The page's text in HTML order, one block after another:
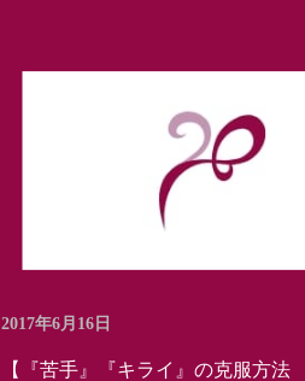
2017年6月16日
【『苦手』『キライ』の克服方